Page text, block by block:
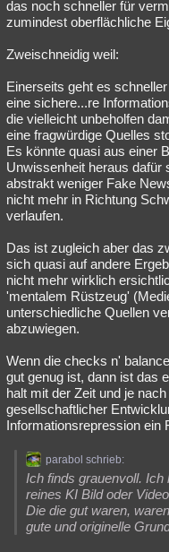
das noch schneller für
zumindest oberflächliche
Zweischneidig weil:
Einerseits geht es
eine sichere...re
die vielleicht unbeholfen
eine fragwürdige Quelles
Es könnte quasi aus einer
Unwissenheit heraus dafür
abstrakt weniger Fake
nicht mehr in Richtung
verlaufen.
Das ist zugleich aber das
sich quasi auf andere
nicht mehr wirklich
'mentalem Rüstzeug'
unterschiedliche Quellen
abzuwiegen.
Wenn die checks n'
gut genug ist, dann ist das
halt mit der Zeit und je
gesellschaftlicher
Informationsrepression ein
parabol schrieb:
Ich finds grauenvoll.
reines KI Bild oder
Die die gut waren,
gute und originelle